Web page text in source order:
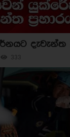
දැවැන්ත
333